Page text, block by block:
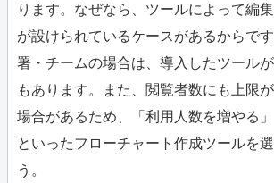
ります。なぜなら、ツールによって編
が設けられているケースがあるからで
署・チームの場合は、導入したツール
もあります。また、閲覧者数にも上限
場合があるため、「利用人数を増やる」
といったフローチャート作成ツールを
う。